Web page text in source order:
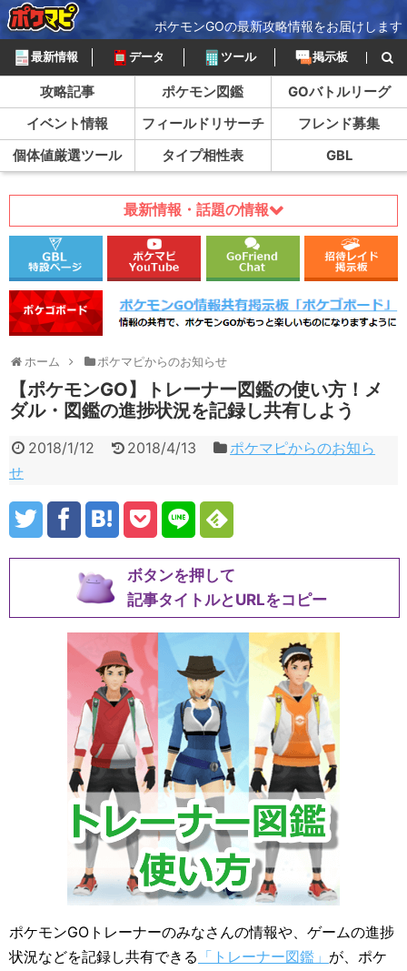
ポケモンGOの最新攻略情報をお届けします
最新情報 データ ツール 掲示板
攻略記事 ポケモン図鑑
GOバトルリーグ
イベント情報
フィールドリサーチ
フレンド募集
個体値厳選ツール
タイプ相性表 GBL
最新情報・話題の情報
ホーム ポケマピからのお知らせ
【ポケモンGO】トレーナー図鑑の使い方！メ
ダル・図鑑の進捗状況を記録し共有しよう
2018/1/12 2018/4/13
ポケマピからのお知ら
せ
ボタンを押して
記事タイトルとURLをコピー
ポケモンGOトレーナーのみなさんの情報や、ゲームの進捗
状況などを記録し共有できる 「トレーナー図鑑」 が、ポケ